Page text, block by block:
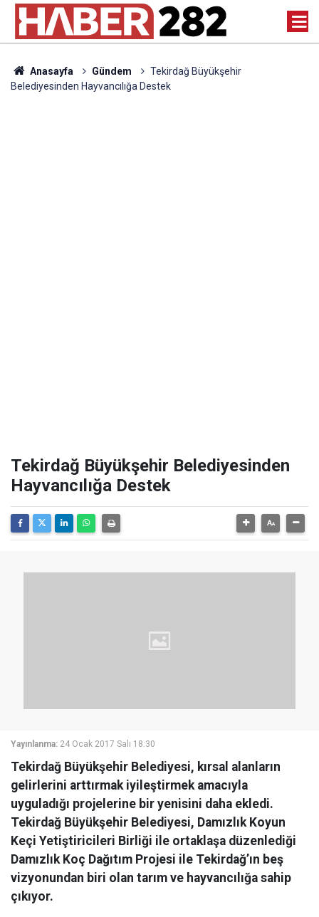
Anasayfa Gündem
Tekirdağ Büyükşehir
Belediyesinden Hayvancılığa Destek
Tekirdağ Büyükşehir Belediyesinden
Hayvancılığa Destek
Yayınlanma: 24 Ocak 2017 Salı 18:30
Tekirdağ Büyükşehir Belediyesi, kırsal alanların
gelirlerini arttırmak iyileştirmek amacıyla
uyguladığı projelerine bir yenisini daha ekledi.
Tekirdağ Büyükşehir Belediyesi, Damızlık Koyun
Keçi Yetiştiricileri Birliği ile ortaklaşa düzenlediği
Damızlık Koç Dağıtım Projesi ile Tekirdağ’ın beş
vizyonundan biri olan tarım ve hayvancılığa sahip
çıkıyor.